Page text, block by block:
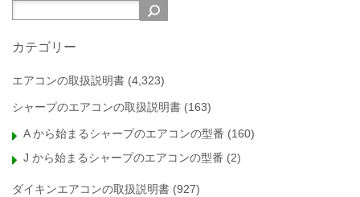
カテゴリー
エアコンの取扱説明書 (4,323)
シャープのエアコンの取扱説明書 (163)
A から始まるシャープのエアコンの型番 (160)
J から始まるシャープのエアコンの型番 (2)
ダイキンエアコンの取扱説明書 (927)